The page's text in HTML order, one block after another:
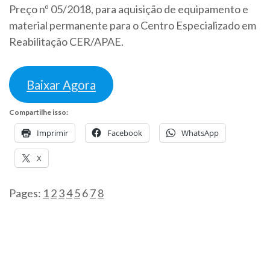
Preço nº 05/2018, para aquisição de equipamento e
material permanente para o Centro Especializado em
Reabilitação CER/APAE.
Baixar Agora
Compartilhe isso:
Imprimir Facebook WhatsApp
X
Pages: 12345678